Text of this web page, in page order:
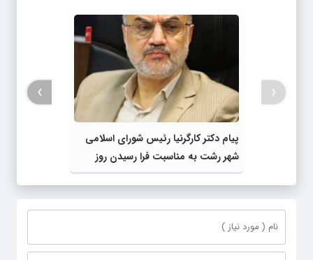
پیام دکتر کارگرنیا رئیس شورای اسلامی
شهر رشت به مناسبت فرا رسیدن روز
خبرنگار
‹
›